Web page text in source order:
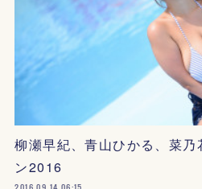
柳瀬早紀、青山ひかる、菜
ン2016